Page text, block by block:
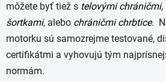
môžete byť tiež s telovými chráničmi,
šortkami, alebo chráničmi chrbtice.
motorku sú samozrejme testované,
certifikátmi a vyhovujú tým
normám.